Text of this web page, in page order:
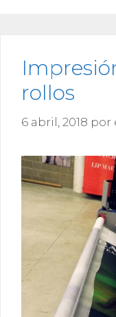
rollos
6 abril, 2018 por